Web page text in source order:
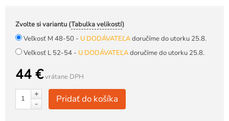
Zvolte si variantu (Tabulka velikostí)
Veľkosť M 48-50 - U DODÁVATEĽAdoručíme do utorku 25.8.
Veľkosť L 52-54 - U DODÁVATEĽAdoručíme do utorku 25.8.
44 €vrátane DPH
+
-
Pridať do košíka